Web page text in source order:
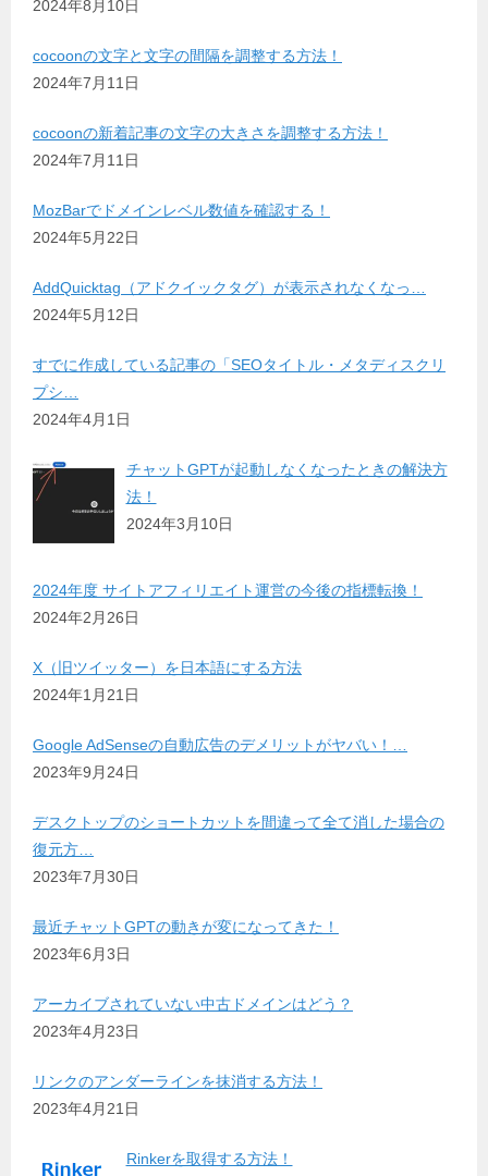
2024年8月10日
cocoonの文字と文字の間隔を調整する方法！
2024年7月11日
cocoonの新着記事の文字の大きさを調整する方法！
2024年7月11日
MozBarでドメインレベル数値を確認する！
2024年5月22日
AddQuicktag（アドクイックタグ）が表示されなくなっ…
2024年5月12日
すでに作成している記事の「SEOタイトル・メタディスクリ
プシ…
2024年4月1日
チャットGPTが起動しなくなったときの解決方
法！
2024年3月10日
2024年度 サイトアフィリエイト運営の今後の指標転換！
2024年2月26日
X（旧ツイッター）を日本語にする方法
2024年1月21日
Google AdSenseの自動広告のデメリットがヤバい！…
2023年9月24日
デスクトップのショートカットを間違って全て消した場合の
復元方…
2023年7月30日
最近チャットGPTの動きが変になってきた！
2023年6月3日
アーカイブされていない中古ドメインはどう？
2023年4月23日
リンクのアンダーラインを抹消する方法！
2023年4月21日
Rinkerを取得する方法！